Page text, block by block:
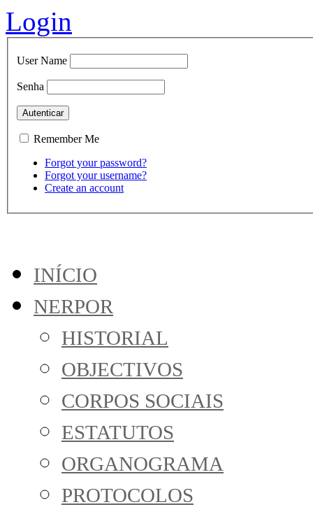
Login
User Name
Senha
Remember Me
Forgot your password?
Forgot your username?
Create an account
INÍCIO
NERPOR
HISTORIAL
OBJECTIVOS
CORPOS SOCIAIS
ESTATUTOS
ORGANOGRAMA
PROTOCOLOS